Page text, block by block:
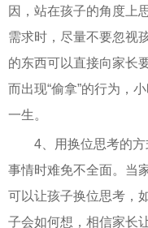
因，站在孩子的角度上
需求时，尽量不要忽视
的东西可以直接向家长
而出现“偷拿”的行为，
一生。
4、用换位思考的
事情时难免不全面。当
可以让孩子换位思考，
子会如何想，相信家长